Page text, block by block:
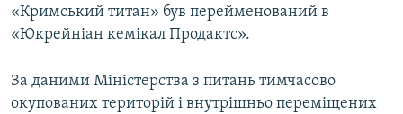
«Кримський титан» був перейменований в
«Юкрейніан кемікал Продактс».
За даними Міністерства з питань тимчасово
окупованих територій і внутрішньо переміщених